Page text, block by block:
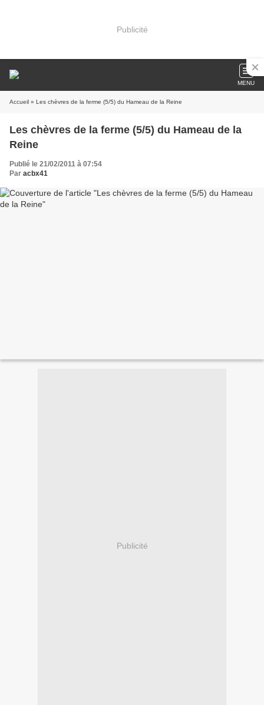
Publicité
MENU
Accueil » Les chèvres de la ferme (5/5) du Hameau de la Reine
Les chèvres de la ferme (5/5) du Hameau de la
Reine
Publié le 21/02/2011 à 07:54
Par acbx41
Publicité